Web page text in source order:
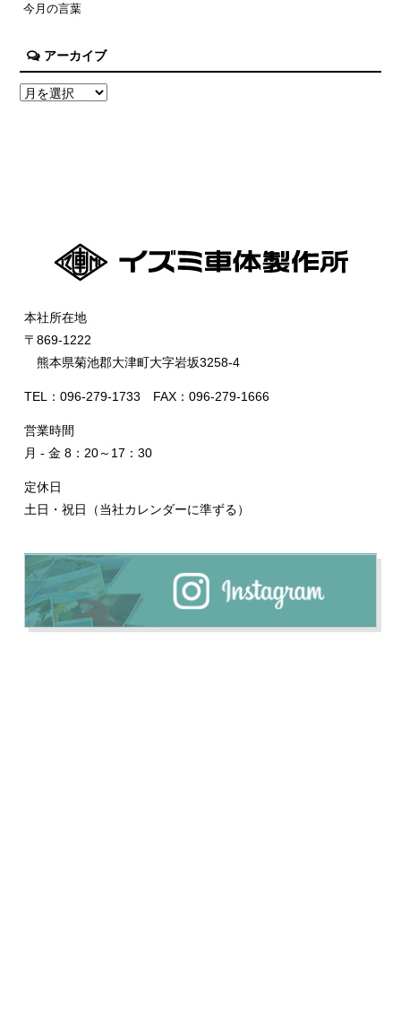
今月の言葉
アーカイブ
本社所在地
〒869-1222
熊本県菊池郡大津町大字岩坂3258-4
TEL：096-279-1733 FAX：096-279-1666
営業時間
月 - 金 8：20～17：30
定休日
土日・祝日（当社カレンダーに準ずる）